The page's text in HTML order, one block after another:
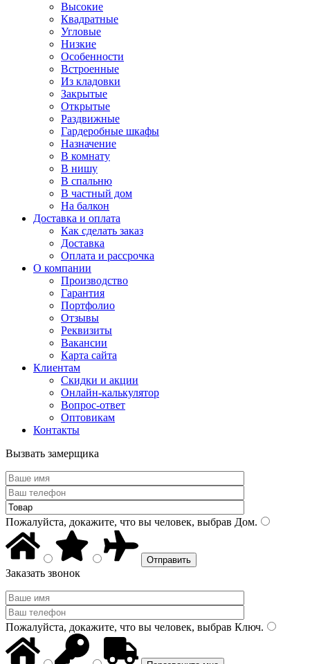
Высокие
Квадратные
Угловые
Низкие
Особенности
Встроенные
Из кладовки
Закрытые
Открытые
Раздвижные
Гардеробные шкафы
Назначение
В комнату
В нишу
В спальню
В частный дом
На балкон
Доставка и оплата
Как сделать заказ
Доставка
Оплата и рассрочка
О компании
Производство
Гарантия
Портфолио
Отзывы
Реквизиты
Вакансии
Карта сайта
Клиентам
Скидки и акции
Онлайн-калькулятор
Вопрос-ответ
Оптовикам
Контакты
Вызвать замерщика
Пожалуйста, докажите, что вы человек, выбрав Дом.
Заказать звонок
Пожалуйста, докажите, что вы человек, выбрав Ключ.